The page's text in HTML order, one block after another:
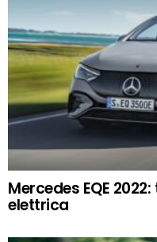
Mercedes EQE
elettrica